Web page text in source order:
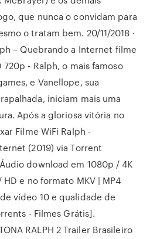
que nunca o convidam para
o tratam bem. 20/11/2018 ·
– Quebrando a Internet filme
- Ralph, o mais famoso
e Vanellope, sua
iniciam mais uma
Após a gloriosa vitória no
Filme WiFi Ralph -
(2019) via Torrent
download em 1080p / 4K
e no formato MKV | MP4
vídeo 10 e qualidade de
- Filmes Grátis].
RALPH 2 Trailer Brasileiro